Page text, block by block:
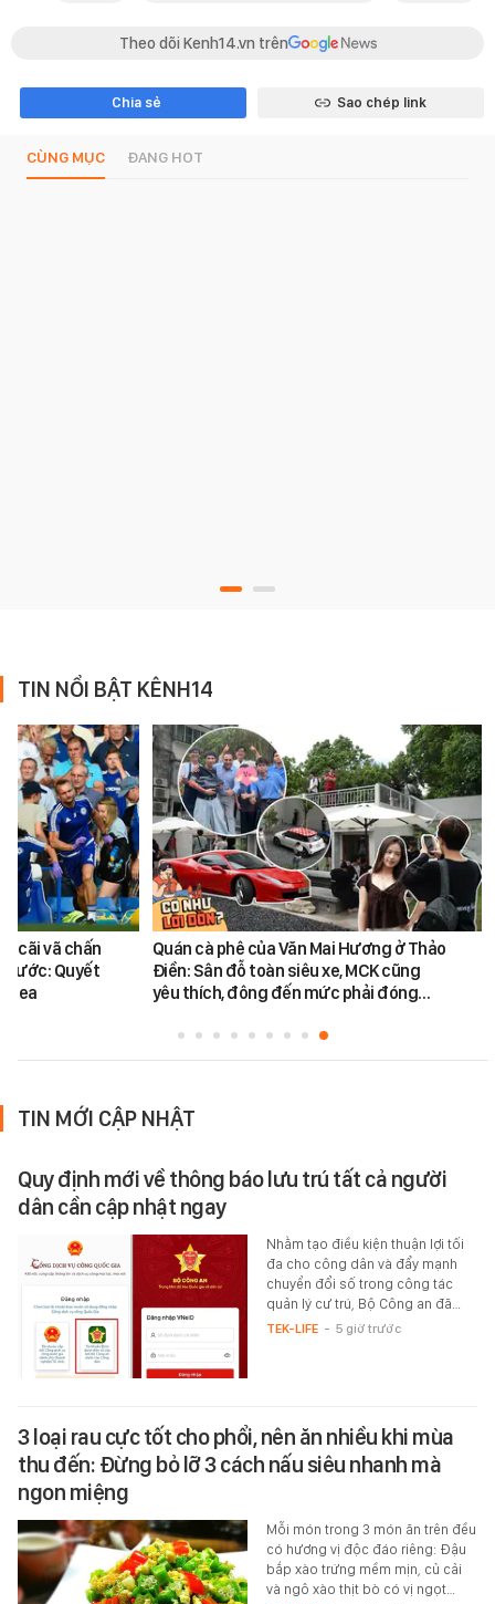
Theo dõi Kenh14.vn trên
Chia sẻ Sao chép link
CÙNG MỤC ĐANG HOT
TIN NỔI BẬT KÊNH14
cãi vã chấn
trước: Quyết
Quán cà phê của Văn Mai Hương ở Thảo
Điền: Sân đỗ toàn siêu xe, MCK cũng
yêu thích, đông đến mức phải đóng…
TIN MỚI CẬP NHẬT
Quy định mới về thông báo lưu trú tất cả người
dân cần cập nhật ngay
Nhằm tạo điều kiện thuận lợi tối
đa cho công dân và đẩy mạnh
chuyển đổi số trong công tác
quản lý cư trú, Bộ Công an đã…
TEK-LIFE - 5 giờ trước
3 loại rau cực tốt cho phổi, nên ăn nhiều khi mùa
thu đến: Đừng bỏ lỡ 3 cách nấu siêu nhanh mà
ngon miệng
Mỗi món trong 3 món ăn trên đều
có hương vị độc đáo riêng: Đậu
bắp xào trứng mềm mịn, củ cải
và ngô xào thịt bò có vị ngọt…